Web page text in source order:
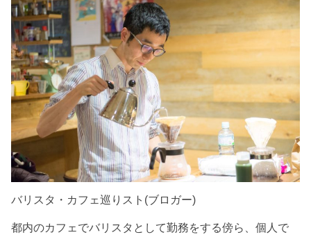
バリスタ・カフェ巡りスト(ブロガー)
都内のカフェでバリスタとして勤務をする傍ら、個人で